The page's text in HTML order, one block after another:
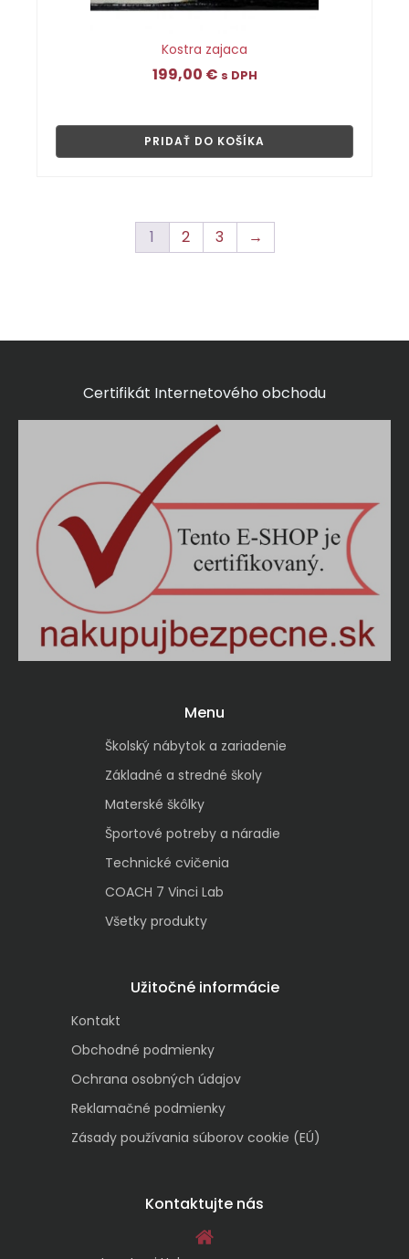
Kostra zajaca
199,00 € s DPH
PRIDAŤ DO KOŠÍKA
1 2 3 →
Certifikát Internetového obchodu
Menu
Školský nábytok a zariadenie
Základné a stredné školy
Materské škôlky
Športové potreby a náradie
Technické cvičenia
COACH 7 Vinci Lab
Všetky produkty
Užitočné informácie
Kontakt
Obchodné podmienky
Ochrana osobných údajov
Reklamačné podmienky
Zásady používania súborov cookie (EÚ)
Kontaktujte nás